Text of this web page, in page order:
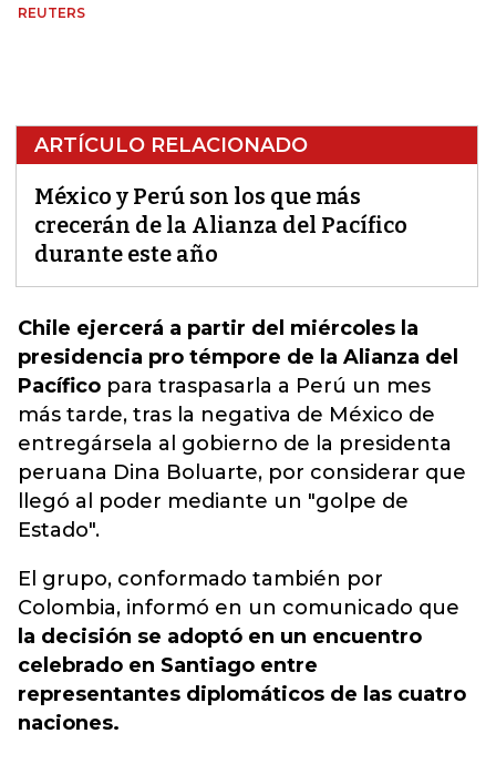
REUTERS
ARTÍCULO RELACIONADO
México y Perú son los que más
crecerán de la Alianza del Pacífico
durante este año
Chile ejercerá a partir del miércoles la
presidencia pro témpore de la Alianza del
Pacífico para traspasarla a Perú un mes
más tarde, tras la negativa de México de
entregársela al gobierno de la presidenta
peruana Dina Boluarte, por considerar que
llegó al poder mediante un "golpe de
Estado".
El grupo, conformado también por
Colombia, informó en un comunicado que
la decisión se adoptó en un encuentro
celebrado en Santiago entre
representantes diplomáticos de las cuatro
naciones.